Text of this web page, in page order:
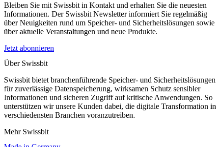
Bleiben Sie mit Swissbit in Kontakt und erhalten Sie die neuesten
Informationen. Der Swissbit Newsletter informiert Sie regelmäßig
über Neuigkeiten rund um Speicher- und Sicherheitslösungen sowie
über aktuelle Veranstaltungen und neue Produkte.
Jetzt abonnieren
Über Swissbit
Swissbit bietet branchenführende Speicher- und Sicherheitslösungen
für zuverlässige Datenspeicherung, wirksamen Schutz sensibler
Informationen und sicheren Zugriff auf kritische Anwendungen. So
unterstützen wir unsere Kunden dabei, die digitale Transformation in
verschiedensten Branchen voranzutreiben.
Mehr Swissbit